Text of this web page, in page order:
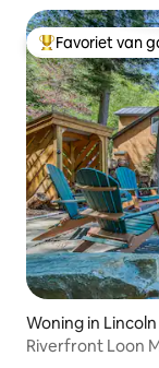
Topfavoriet van
Favoriet van
Woning in Lincoln
Riverfront Loon